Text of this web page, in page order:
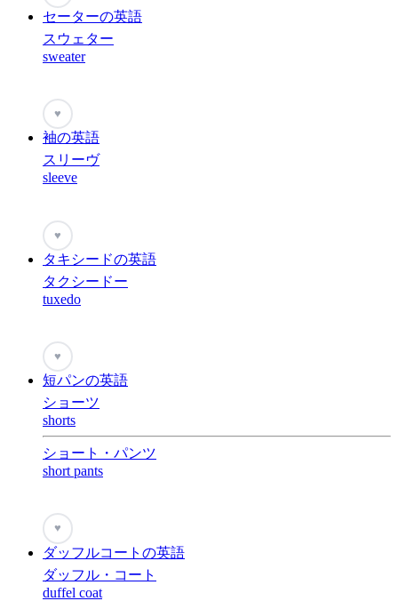
セーターの英語
スウェター
sweater
♥
袖の英語
スリーヴ
sleeve
♥
タキシードの英語
タクシードー
tuxedo
♥
短パンの英語
ショーツ
shorts
ショート・パンツ
short pants
♥
ダッフルコートの英語
ダッフル・コート
duffel coat